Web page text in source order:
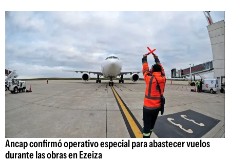
Ancap confirmó operativo especial para abastecer vuelos
durante las obras en Ezeiza